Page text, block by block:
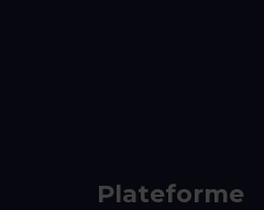
Plateforme